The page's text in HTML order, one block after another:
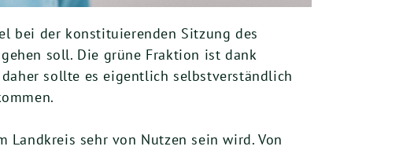
bei der konstituierenden Sitzung des
soll. Die grüne Fraktion ist dank
sollte es eigentlich selbstverständlich
Landkreis sehr von Nutzen sein wird. Von